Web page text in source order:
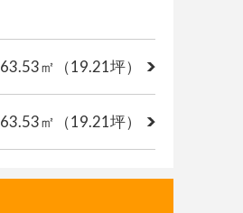
63.53㎡ （19.21坪）
63.53㎡ （19.21坪）